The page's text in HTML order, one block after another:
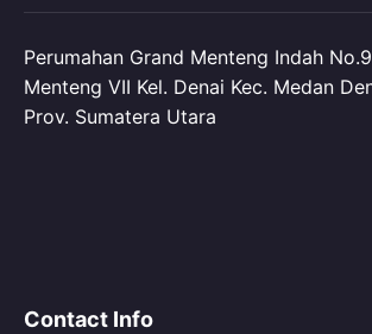
Perumahan Grand Menteng Indah
Menteng VII Kel. Denai Kec. Medan
Prov. Sumatera Utara
Contact Info